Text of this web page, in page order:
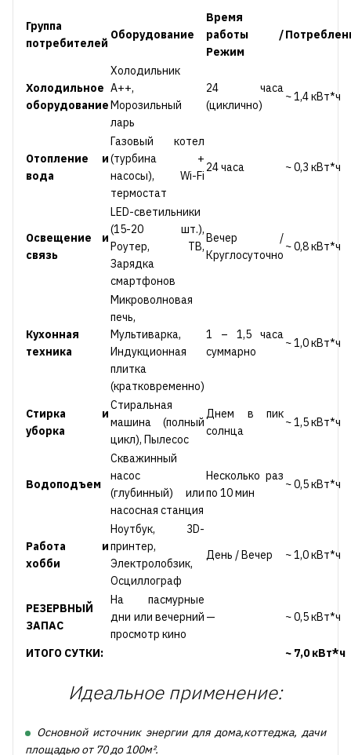
Группа
потребителей
Оборудование
Время
работы /
Режим
Холодильное
оборудование
Холодильник
А++,
Морозильный
ларь
24 часа
(циклично)
~ 1,4 кВт*ч
Отопление и
вода
Газовый котел
(турбина +
насосы), Wi-Fi
термостат
24 часа ~ 0,3 кВт*ч
Освещение и
связь
LED-светильники
(15-20 шт.),
Роутер, ТВ,
Зарядка
смартфонов
Вечер /
Круглосуточно
~ 0,8 кВт*ч
Кухонная
техника
Микроволновая
печь,
Мультиварка,
Индукционная
плитка
(кратковременно)
1 – 1,5 часа
суммарно
~ 1,0 кВт*ч
Стирка и
уборка
Стиральная
машина (полный
цикл), Пылесос
Днем в пик
солнца
~ 1,5 кВт*ч
Водоподъем
Скважинный
насос
(глубинный) или
насосная станция
Несколько раз
по 10 мин
~ 0,5 кВт*ч
Работа и
хобби
Ноутбук, 3D-
принтер,
Электролобзик,
Осциллограф
День / Вечер ~ 1,0 кВт*ч
РЕЗЕРВНЫЙ
ЗАПАС
На пасмурные
дни или вечерний
просмотр кино
— ~ 0,5 кВт*ч
ИТОГО СУТКИ: ~ 7,0 кВт*ч
Идеальное применение:
Основной источник энергии для дома,коттеджа, дачи
площадью от 70 до 100м².